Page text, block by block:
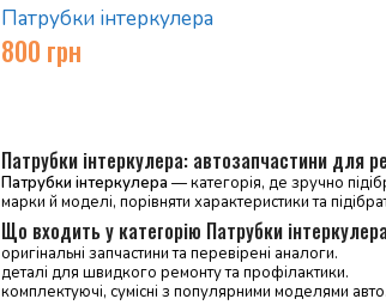
Патрубки інтеркулера
800 грн
Патрубки інтеркулера: автозапчастини для
Патрубки інтеркулера — категорія, де зручно
марки й моделі, порівняти характеристики та
Що входить у категорію Патрубки інтеркулера
оригінальні запчастини та перевірені аналоги.
деталі для швидкого ремонту та профілактики.
комплектуючі, сумісні з популярними моделями авто.